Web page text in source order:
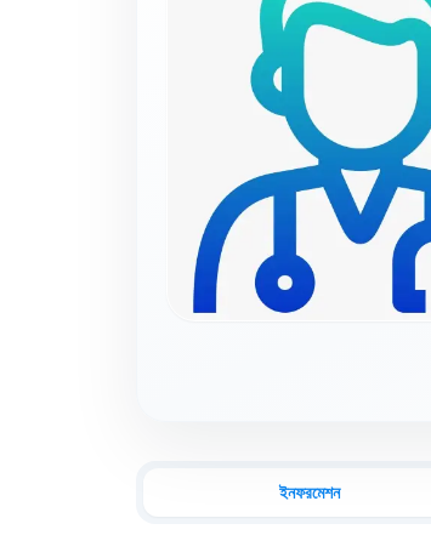
ইনফরমেশন